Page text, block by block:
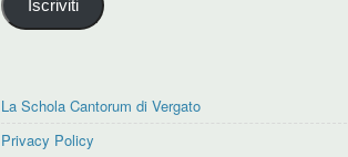
Iscriviti
La Schola Cantorum di Vergato
Privacy Policy